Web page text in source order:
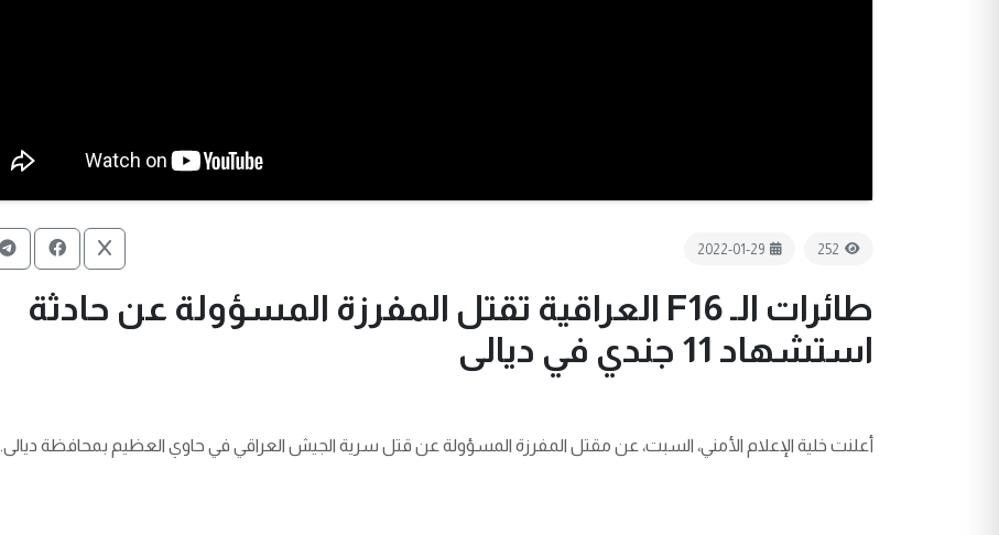
252
2022-01-29
طائرات الـ F16 العراقية تقتل المفرزة المسؤولة عن حادثة
استشهاد 11 جندي في ديالى
أعلنت خلية الإعلام الأمني، السبت، عن مقتل المفرزة المسؤولة عن قتل سرية الجيش العراقي في حاوي العظيم بمحافظة ديالى.